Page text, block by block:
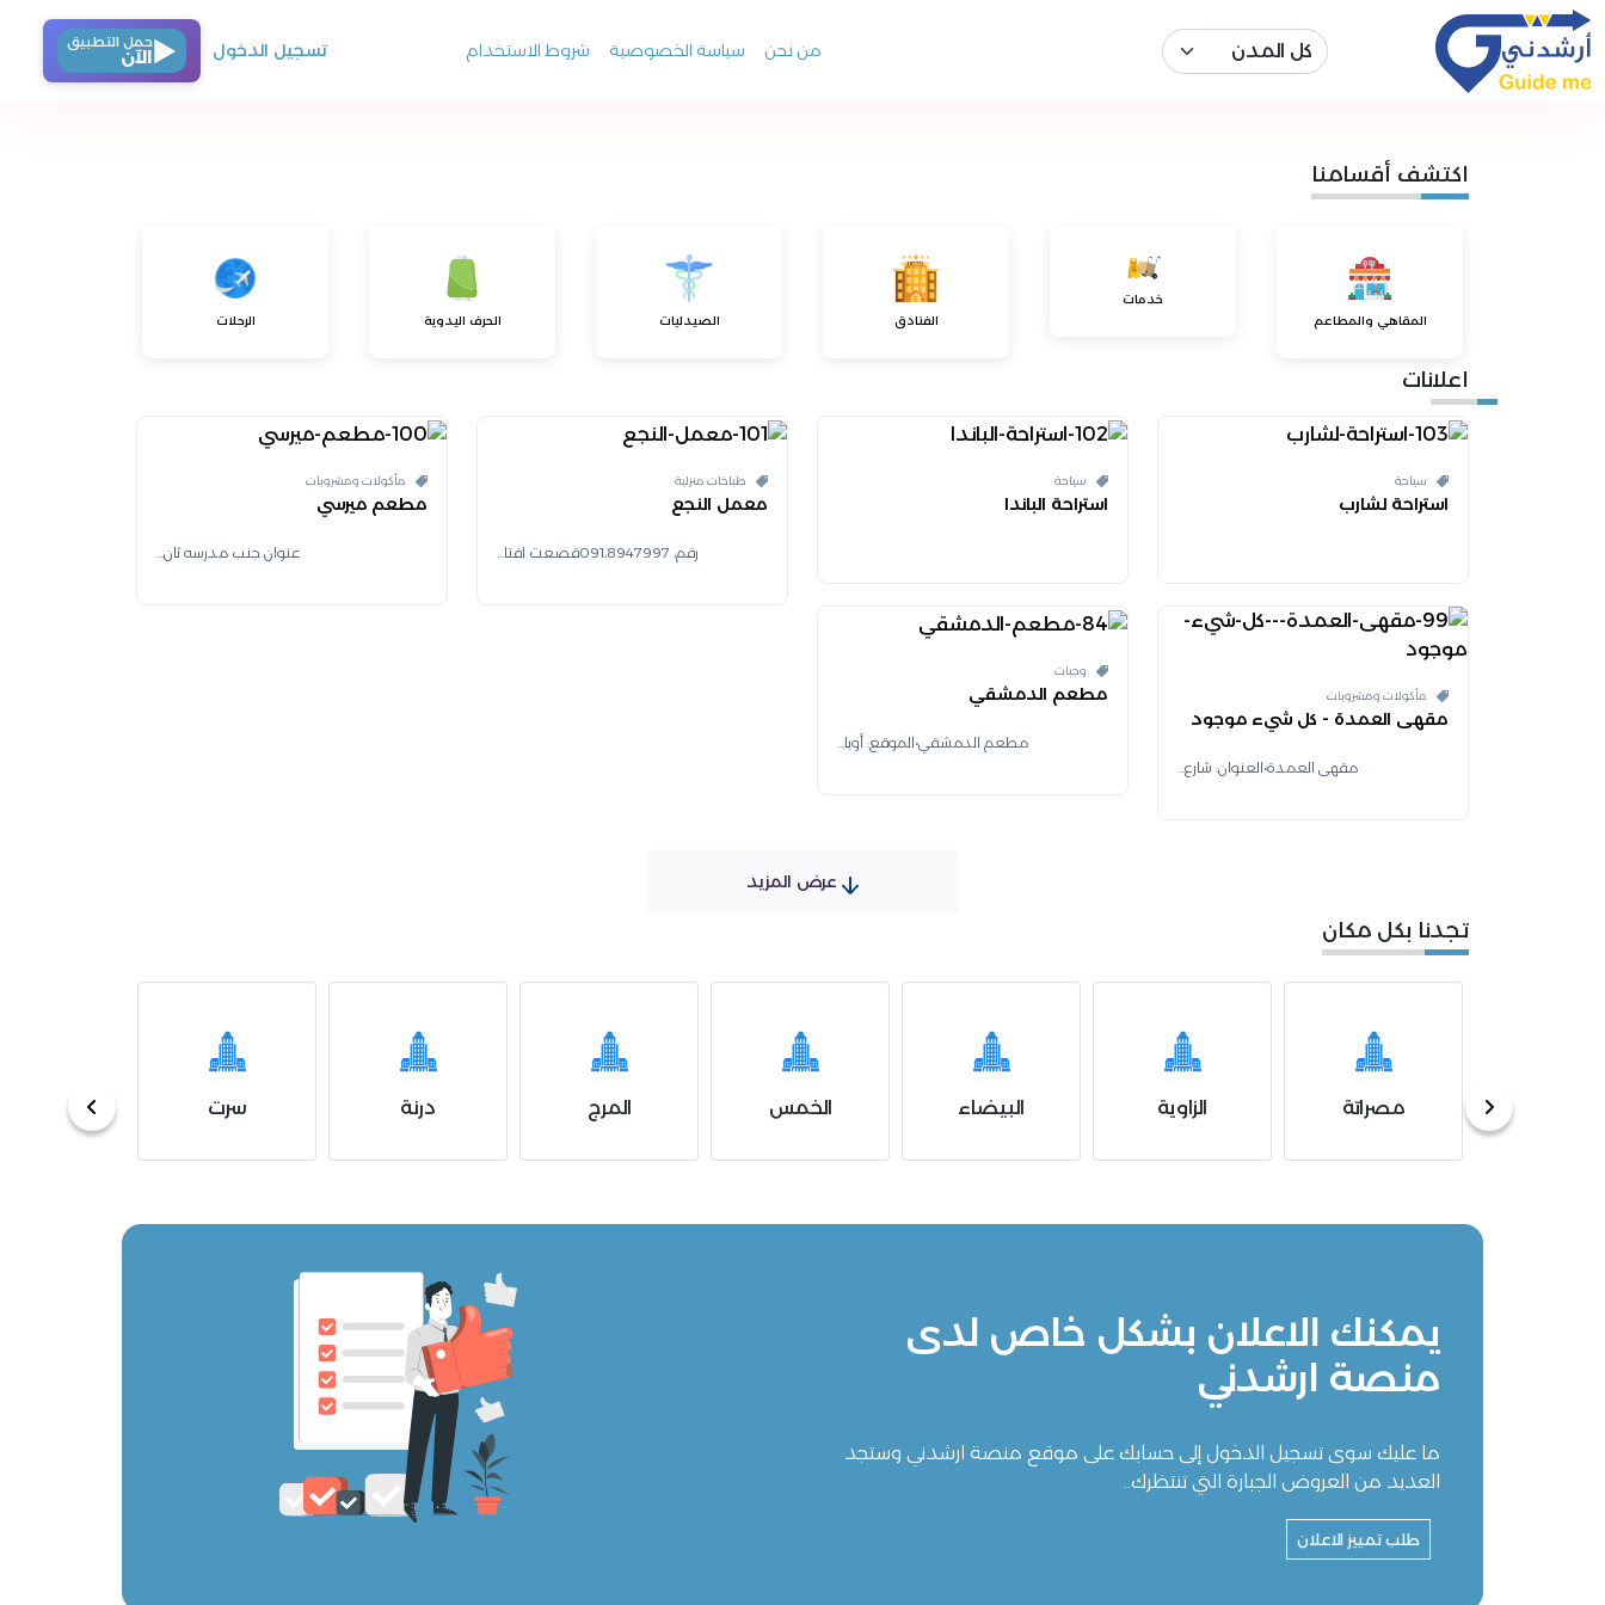
من نحن سياسة الخصوصية شروط الاستخدام تسجيل الدخول حمل التطبيق
الآن
اكتشف أقسامنا
المقاهي والمطاعم
خدمات
الفنادق
الصيدليات الحرف اليدوية الرحلات
اعلانات
سياحة
استراحة لشارب
سياحة
استراحة الباندا
طباخات منزلية
معمل النجع
رقم، 091،8947997قصعت افتا...
مأكولات ومشروبات
مطعم ميرسي
عنوان جنب مدرسه ثان...
مأكولات ومشروبات
مقهى العمدة - كل شيء موجود
مقهى العمدة•العنوان: شارع...
وجبات
مطعم الدمشقي
مطعم الدمشقي•الموقع: أوبا...
عرض المزيد
تجدنا بكل مكان
الزاوية المرقب
يمكنك الاعلان بشكل خاص لدى
منصة ارشدني
ما عليك سوى تسجيل الدخول إلى حسابك على موقع منصة ارشدني وستجد
العديد من العروض الجبارة التي تنتظرك..
طلب تمييز الاعلان